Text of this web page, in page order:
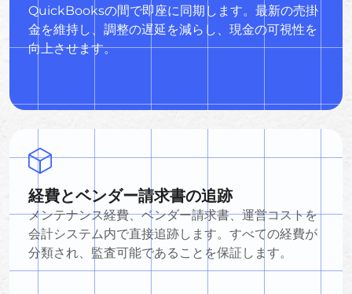
QuickBooksの間で即座に同期します。最新の売掛
金を維持し、調整の遅延を減らし、現金の可視性を
向上させます。
経費とベンダー請求書の追跡
メンテナンス経費、ベンダー請求書、運営コストを
会計システム内で直接追跡します。すべての経費が
分類され、監査可能であることを保証します。